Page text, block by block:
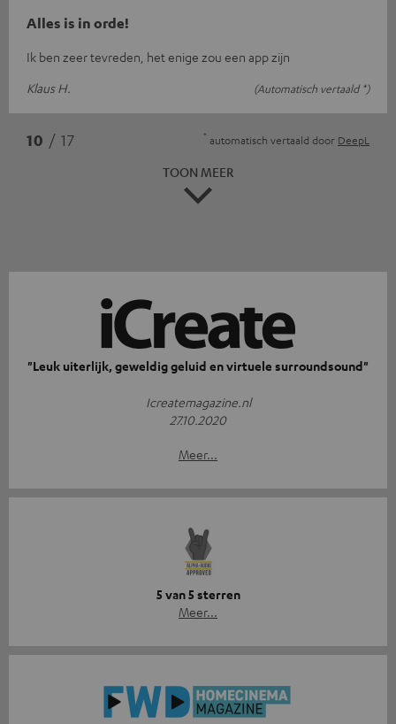
Alles is in orde!
Ik ben zeer tevreden, het enige zou een app zijn
Klaus H.
(Automatisch vertaald *)
10 / 17 * automatisch vertaald door DeepL
TOON MEER
"Leuk uiterlijk, geweldig geluid en virtuele surroundsound"
Icreatemagazine.nl
27.10.2020
Meer...
5 van 5 sterren
Meer...